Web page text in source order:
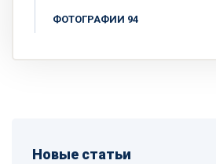
ФОТОГРАФИИ 94
Новые статьи